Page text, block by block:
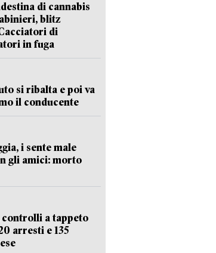
di cannabis
blitz
di
in fuga
si ribalta e poi va
il conducente
i sente male
gli amici: morto
controlli a tappeto
arresti e 135